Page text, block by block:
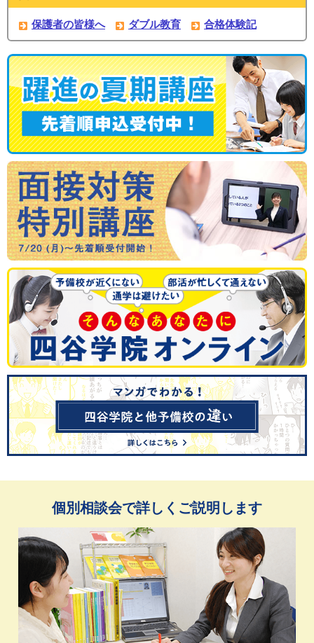
保護者の皆様へ ダブル教育 合格体験記
個別相談会で詳しくご説明します